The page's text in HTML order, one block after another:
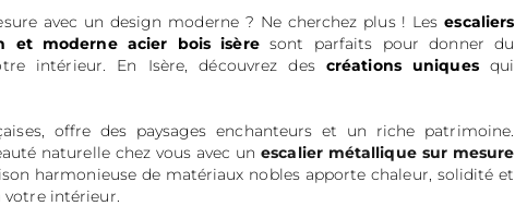
avec un design moderne ? Ne cherchez plus ! Lesescaliers
et moderne acier bois isèresont parfaits pour donner du
intérieur. En Isère, découvrez des créations uniquesqui
offre des paysages enchanteurs et un riche patrimoine.
naturelle chez vous avec unescalier métallique sur mesure
harmonieuse de matériaux nobles apporte chaleur, solidité et
intérieur.